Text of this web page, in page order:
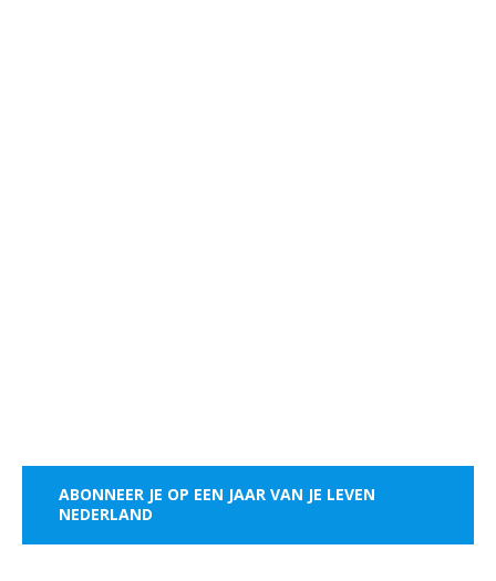
ABONNEER JE OP EEN JAAR VAN JE LEVEN
NEDERLAND